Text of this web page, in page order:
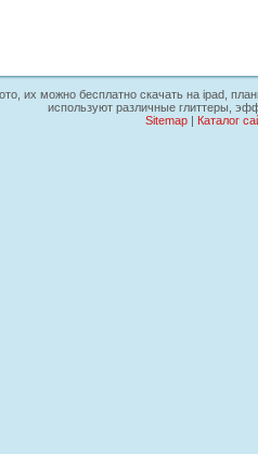
их можно бесплатно скачать на ipad,
используют различные глиттеры,
Sitemap| Каталог